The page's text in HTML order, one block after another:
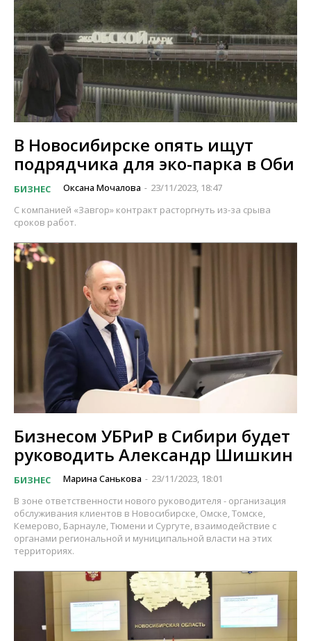
В Новосибирске опять ищут
подрядчика для эко-парка в Оби
БИЗНЕС Оксана Мочалова - 23/11/2023, 18:47
С компанией «Завгор» контракт расторгнуть из-за срыва
сроков работ.
Бизнесом УБРиР в Сибири будет
руководить Александр Шишкин
БИЗНЕС Марина Санькова - 23/11/2023, 18:01
В зоне ответственности нового руководителя - организация
обслуживания клиентов в Новосибирске, Омске, Томске,
Кемерово, Барнауле, Тюмени и Сургуте, взаимодействие с
органами региональной и муниципальной власти на этих
территориях.